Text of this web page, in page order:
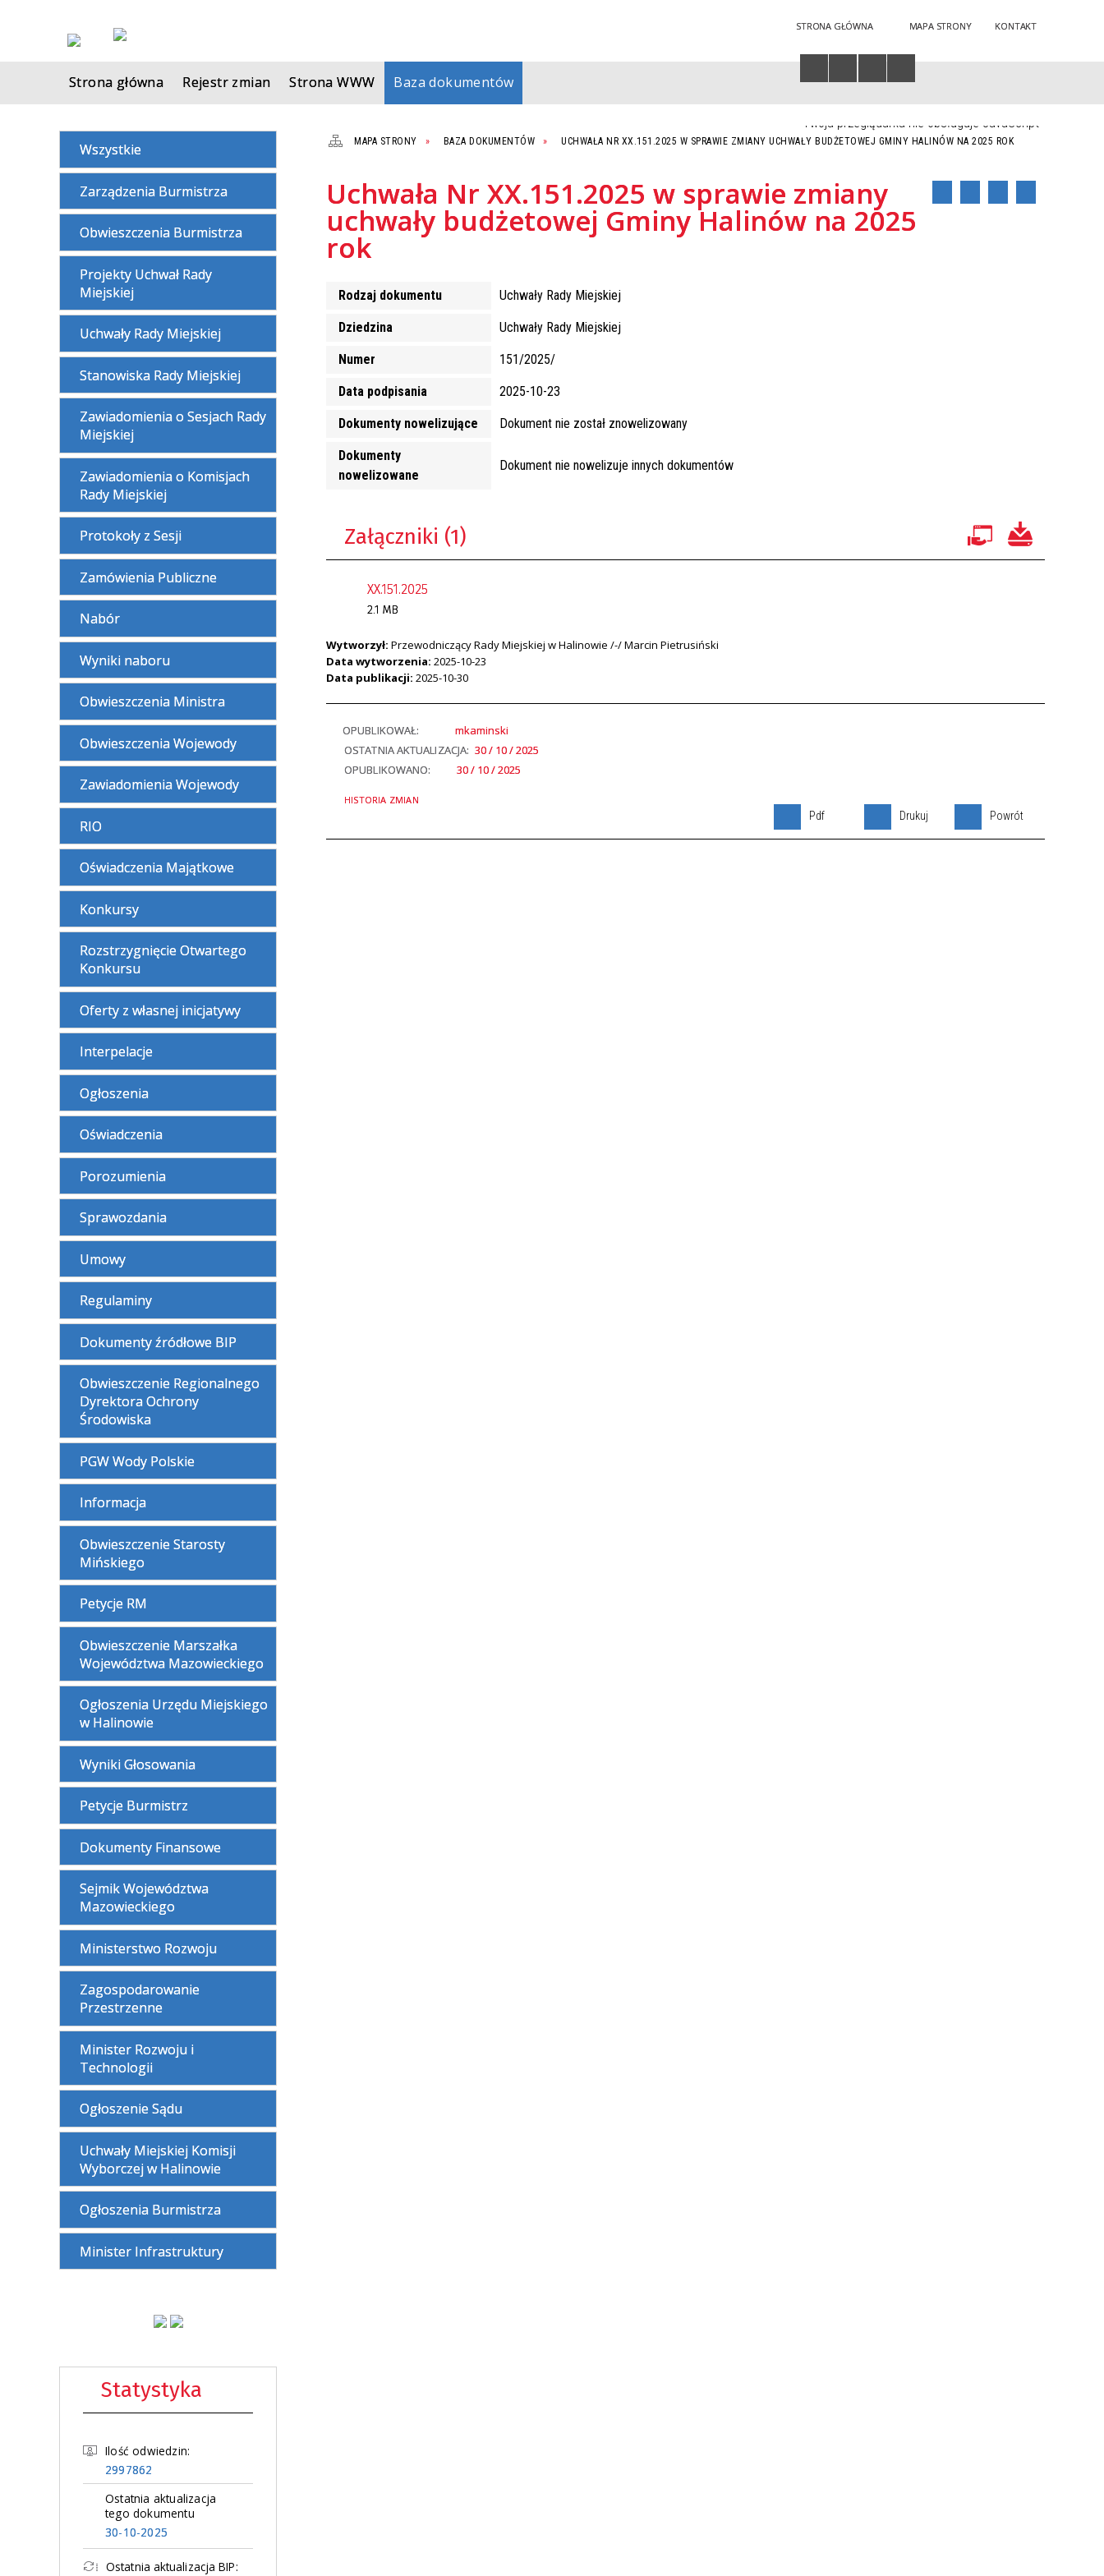
STRONA GŁÓWNA MAPA STRONY KONTAKT
Twoja przeglądarka nie obsługuje JavaScript
Strona główna Rejestr zmian Strona WWW Baza dokumentów
Wszystkie
Zarządzenia Burmistrza
Obwieszczenia Burmistrza
Projekty Uchwał Rady
Miejskiej
Uchwały Rady Miejskiej
Stanowiska Rady Miejskiej
Zawiadomienia o Sesjach Rady
Miejskiej
Zawiadomienia o Komisjach
Rady Miejskiej
Protokoły z Sesji
Zamówienia Publiczne
Nabór
Wyniki naboru
Obwieszczenia Ministra
Obwieszczenia Wojewody
Zawiadomienia Wojewody
RIO
Oświadczenia Majątkowe
Konkursy
Rozstrzygnięcie Otwartego
Konkursu
Oferty z własnej inicjatywy
Interpelacje
Ogłoszenia
Oświadczenia
Porozumienia
Sprawozdania
Umowy
Regulaminy
Dokumenty źródłowe BIP
Obwieszczenie Regionalnego
Dyrektora Ochrony
Środowiska
PGW Wody Polskie
Informacja
Obwieszczenie Starosty
Mińskiego
Petycje RM
Obwieszczenie Marszałka
Województwa Mazowieckiego
Ogłoszenia Urzędu Miejskiego
w Halinowie
Wyniki Głosowania
Petycje Burmistrz
Dokumenty Finansowe
Sejmik Województwa
Mazowieckiego
Ministerstwo Rozwoju
Zagospodarowanie
Przestrzenne
Minister Rozwoju i
Technologii
Ogłoszenie Sądu
Uchwały Miejskiej Komisji
Wyborczej w Halinowie
Ogłoszenia Burmistrza
Minister Infrastruktury
Statystyka
Ilość odwiedzin:
2997862
Ostatnia aktualizacja
tego dokumentu
30-10-2025
Ostatnia aktualizacja BIP:
MAPA STRONY BAZA DOKUMENTÓW UCHWAŁA NR XX.151.2025 W SPRAWIE ZMIANY UCHWAŁY BUDŻETOWEJ GMINY HALINÓW NA 2025 ROK
Uchwała Nr XX.151.2025 w sprawie zmiany
uchwały budżetowej Gminy Halinów na 2025
rok
Rodzaj dokumentu Uchwały Rady Miejskiej
Dziedzina Uchwały Rady Miejskiej
Numer 151/2025/
Data podpisania 2025-10-23
Dokumenty nowelizujące Dokument nie został znowelizowany
Dokumenty
nowelizowane
Dokument nie nowelizuje innych dokumentów
Załączniki (1)
XX.151.2025
2.1 MB
Wytworzył: Przewodniczący Rady Miejskiej w Halinowie /-/ Marcin Pietrusiński
Data wytworzenia: 2025-10-23
Data publikacji: 2025-10-30
OPUBLIKOWAŁ:
mkaminski
OSTATNIA AKTUALIZACJA: 30 / 10 / 2025
OPUBLIKOWANO:
30 / 10 / 2025
HISTORIA ZMIAN
Pdf Drukuj Powrót